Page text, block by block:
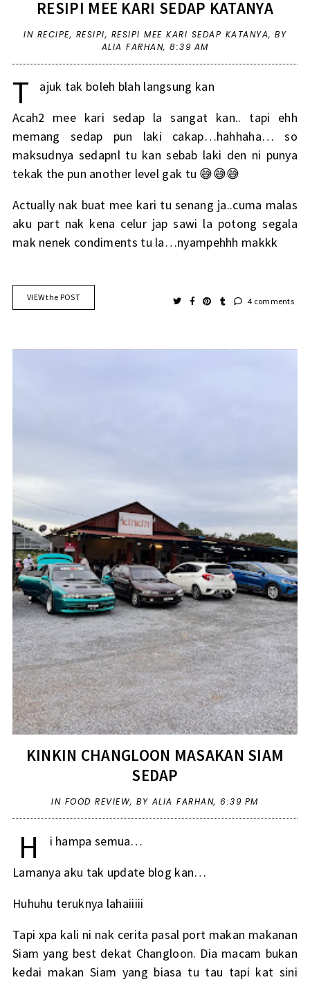
RESIPI MEE KARI SEDAP KATANYA
IN RECIPE, RESIPI, RESIPI MEE KARI SEDAP KATANYA, BY
ALIA FARHAN, 8:39 AM
T
ajuk tak boleh blah langsung kan
Acah2 mee kari sedap la sangat kan.. tapi ehh
memang sedap pun laki cakap…hahhaha… so
maksudnya sedapnl tu kan sebab laki den ni punya
tekak the pun another level gak tu 😅😅😅
Actually nak buat mee kari tu senang ja..cuma malas
aku part nak kena celur jap sawi la potong segala
mak nenek condiments tu la…nyampehhh makkk
VIEW the POST 4 comments
KINKIN CHANGLOON MASAKAN SIAM
SEDAP
IN FOOD REVIEW,BY ALIA FARHAN, 6:39 PM
H
i hampa semua…
Lamanya aku tak update blog kan…
Huhuhu teruknya lahaiiiii
Tapi xpa kali ni nak cerita pasal port makan makanan
Siam yang best dekat Changloon. Dia macam bukan
kedai makan Siam yang biasa tu tau tapi kat sini